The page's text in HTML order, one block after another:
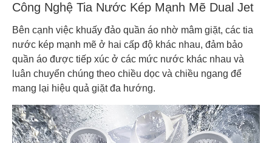
Công Nghệ Tia Nước Kép Mạnh Mẽ Dual Jet
Bên cạnh việc khuấy đảo quần áo nhờ mâm giặt, các tia
nước kép mạnh mẽ ở hai cấp độ khác nhau, đảm bảo
quần áo được tiếp xúc ở các mức nước khác nhau và
luân chuyển chúng theo chiều dọc và chiều ngang để
mang lại hiệu quả giặt đa hướng.